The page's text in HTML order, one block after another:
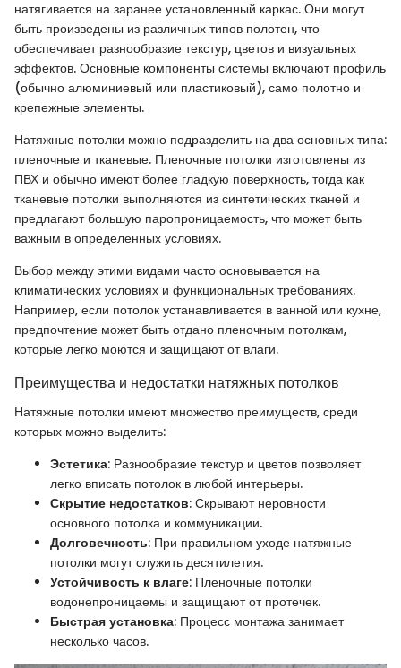
натягивается на заранее установленный каркас. Они могут
быть произведены из различных типов полотен, что
обеспечивает разнообразие текстур, цветов и визуальных
эффектов. Основные компоненты системы включают профиль
(обычно алюминиевый или пластиковый), само полотно и
крепежные элементы.
Натяжные потолки можно подразделить на два основных типа:
пленочные и тканевые. Пленочные потолки изготовлены из
ПВХ и обычно имеют более гладкую поверхность, тогда как
тканевые потолки выполняются из синтетических тканей и
предлагают большую паропроницаемость, что может быть
важным в определенных условиях.
Выбор между этими видами часто основывается на
климатических условиях и функциональных требованиях.
Например, если потолок устанавливается в ванной или кухне,
предпочтение может быть отдано пленочным потолкам,
которые легко моются и защищают от влаги.
Преимущества и недостатки натяжных потолков
Натяжные потолки имеют множество преимуществ, среди
которых можно выделить:
Эстетика: Разнообразие текстур и цветов позволяет
легко вписать потолок в любой интерьеры.
Скрытие недостатков: Скрывают неровности
основного потолка и коммуникации.
Долговечность: При правильном уходе натяжные
потолки могут служить десятилетия.
Устойчивость к влаге: Пленочные потолки
водонепроницаемы и защищают от протечек.
Быстрая установка: Процесс монтажа занимает
несколько часов.